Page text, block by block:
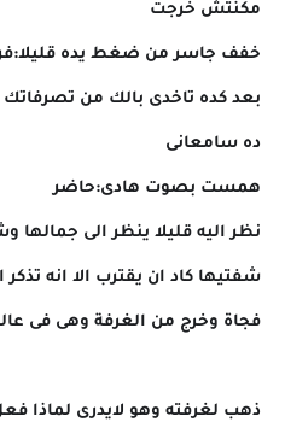
مكنتش خرجت
خفف جاسر من ضغط يده
بعد كده تاخدى بالك من
ده سامعانى
همست بصوت هادى:حاضر
نظر اليه قليلا ينظر الى
شفتيها كاد ان يقترب الا انه
فجاة وخرج من الغرفة وهى فى
ذهب لغرفته وهو لايدرى لماذا